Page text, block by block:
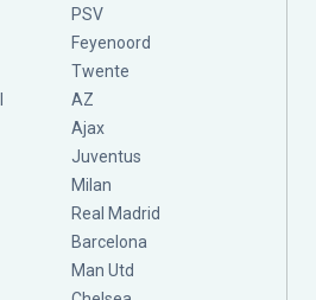
PSV
Feyenoord
Twente
AZ
Ajax
Juventus
Milan
Real Madrid
Barcelona
Man Utd